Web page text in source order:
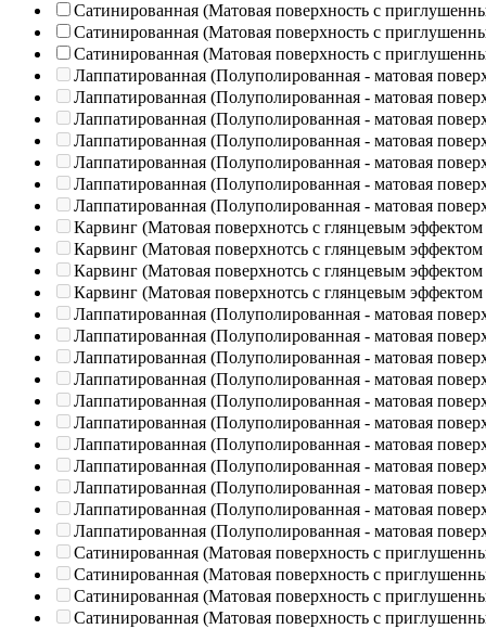
Сатинированная (Матовая поверхность с
Сатинированная (Матовая поверхность с
Сатинированная (Матовая поверхность с
Лаппатированная (Полуполированная - матовая
Лаппатированная (Полуполированная - матовая
Лаппатированная (Полуполированная - матовая
Лаппатированная (Полуполированная - матовая
Лаппатированная (Полуполированная - матовая
Лаппатированная (Полуполированная - матовая
Лаппатированная (Полуполированная - матовая
Карвинг (Матовая поверхнотсь с глянцевым эффектом
Карвинг (Матовая поверхнотсь с глянцевым эффектом
Карвинг (Матовая поверхнотсь с глянцевым эффектом
Карвинг (Матовая поверхнотсь с глянцевым эффектом
Лаппатированная (Полуполированная - матовая
Лаппатированная (Полуполированная - матовая
Лаппатированная (Полуполированная - матовая
Лаппатированная (Полуполированная - матовая
Лаппатированная (Полуполированная - матовая
Лаппатированная (Полуполированная - матовая
Лаппатированная (Полуполированная - матовая
Лаппатированная (Полуполированная - матовая
Лаппатированная (Полуполированная - матовая
Лаппатированная (Полуполированная - матовая
Лаппатированная (Полуполированная - матовая
Сатинированная (Матовая поверхность с
Сатинированная (Матовая поверхность с
Сатинированная (Матовая поверхность с
Сатинированная (Матовая поверхность с